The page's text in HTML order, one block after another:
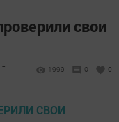
свои
1999 0 0